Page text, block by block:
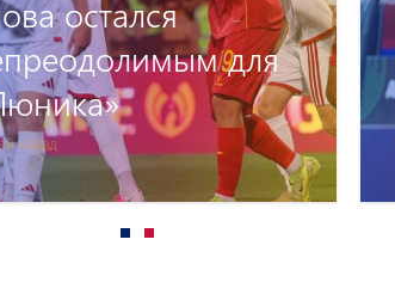
назад
остался
для